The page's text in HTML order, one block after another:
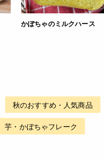
かぼちゃのミルクハース
秋のおすすめ・人気商品
芋・かぼちゃフレーク